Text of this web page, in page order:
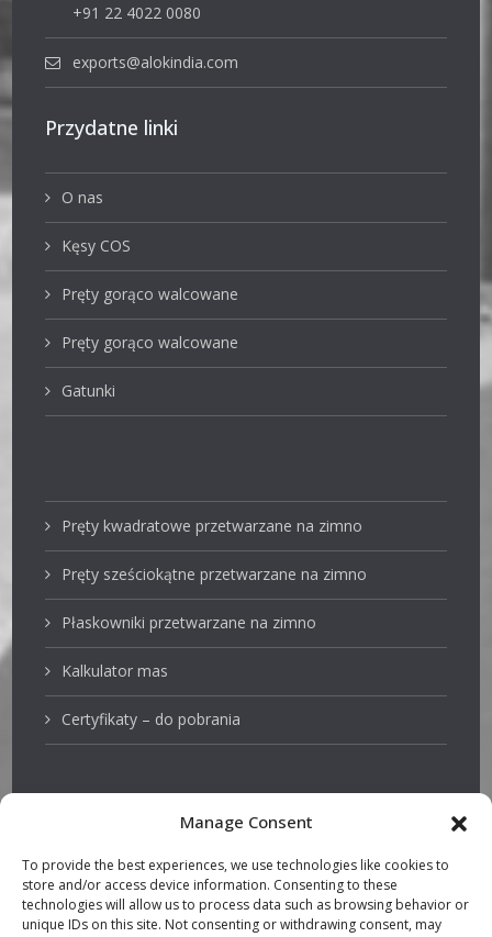
Manage Consent
To provide the best experiences, we use technologies like cookies to
store and/or access device information. Consenting to these
technologies will allow us to process data such as browsing behavior or
unique IDs on this site. Not consenting or withdrawing consent, may
+91 22 4022 0080
exports@alokindia.com
Przydatne linki
O nas
Kęsy COS
Pręty gorąco walcowane
Pręty gorąco walcowane
Gatunki
Pręty kwadratowe przetwarzane na zimno
Pręty sześciokątne przetwarzane na zimno
Płaskowniki przetwarzane na zimno
Kalkulator mas
Certyfikaty – do pobrania
Pręty z przeznaczeniem na tłoki